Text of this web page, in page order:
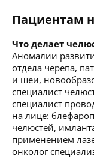
Пациентам
Что делает
Аномалии
отдела черепа,
и шеи,
специалист
специалист
на лице:
челюстей,
применением
онколог